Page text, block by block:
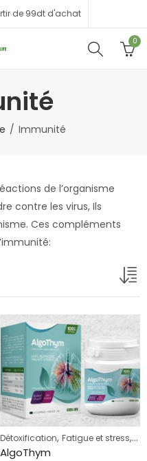
de 99dt d'achat
0
Immunité
de l’organisme
contre les virus, Ils
Ces compléments
Détoxification, Fatigue et stress,
AlgoThym